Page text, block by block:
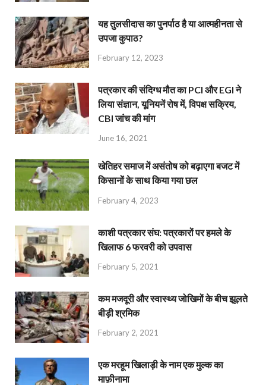
यह तुलसीदास का पुनर्पाठ है या आत्महीनता से
उपजा कुपाठ?
February 12, 2023
पत्रकार की संदिग्ध मौत का PCI और EGI ने
लिया संज्ञान, यूनियनें रोष में, विपक्ष सक्रिय,
CBI जांच की मांग
June 16, 2021
खेतिहर समाज में असंतोष को बढ़ाएगा बजट में
किसानों के साथ किया गया छल
February 4, 2023
काशी पत्रकार संघ: पत्रकारों पर हमले के
खिलाफ 6 फरवरी को उपवास
February 5, 2021
कम मजदूरी और स्वास्थ्य जोखिमों के बीच झूलते
बीड़ी श्रमिक
February 2, 2021
एक मरहूम खिलाड़ी के नाम एक मुल्क का
माफ़ीनामा